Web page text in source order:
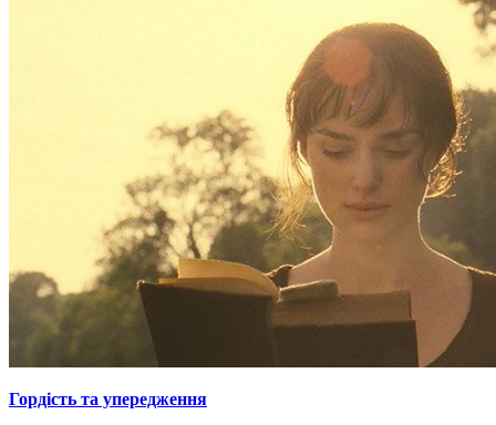
Гордiсть та упередження